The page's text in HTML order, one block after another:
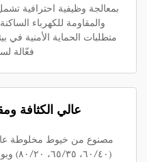
بمعالجة وظيفية احترافية
والمقاومة للكهرباء
متطلبات الحماية الأمنية في
فعّالة
عالي الكثافة
مصنوع من خيوط مخلوطة